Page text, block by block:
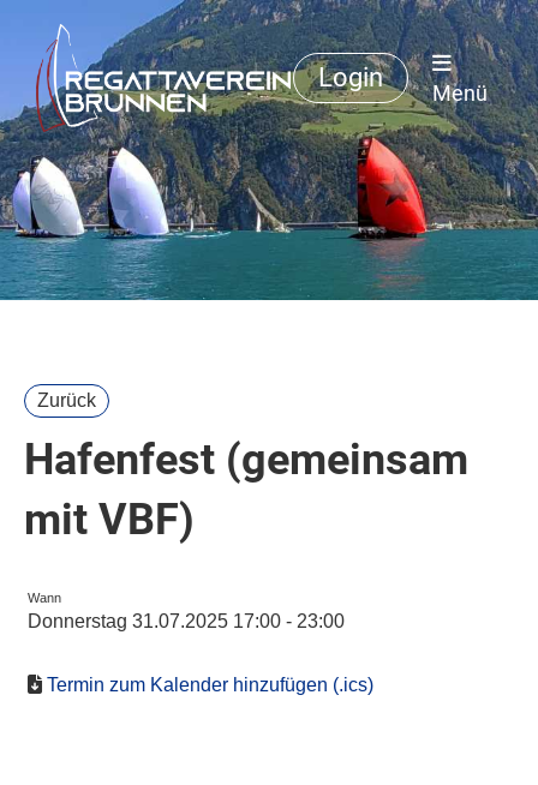
Login
Menü
Zurück
Hafenfest (gemeinsam
mit VBF)
Wann
Donnerstag 31.07.2025 17:00 - 23:00
Termin zum Kalender hinzufügen (.ics)